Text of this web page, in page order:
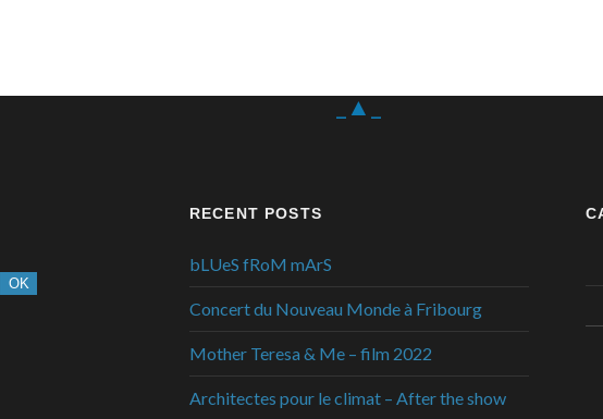
_▲_
RECENT POSTS
bLUeS fRoM mArS
Concert du Nouveau Monde à Fribourg
Mother Teresa & Me – film 2022
Architectes pour le climat – After the show